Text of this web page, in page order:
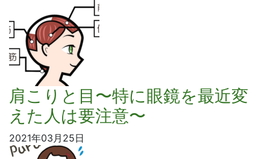
肩こりと目〜特に眼鏡を最近変
えた人は要注意〜
2021年03月25日